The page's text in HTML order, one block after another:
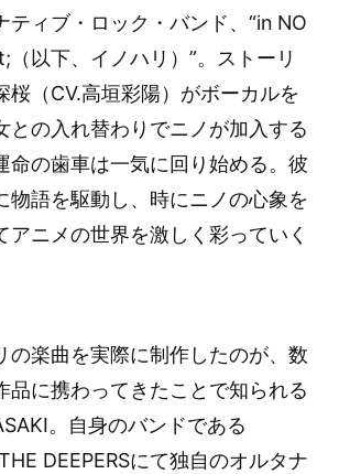
ティブ・ロック・バンド、“in NO
以下、イノハリ）”。ストーリ
桜（CV.高垣彩陽）がボーカルを
との入れ替わりでニノが加入する
命の歯車は一気に回り始める。彼
物語を駆動し、時にニノの心象を
アニメの世界を激しく彩っていく
の楽曲を実際に制作したのが、数
品に携わってきたことで知られる
。自身のバンドである
DEEPERSにて独自のオルタナ